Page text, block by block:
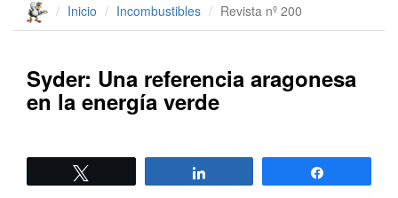
Inicio Incombustibles Revista nº 200
Syder: Una referencia aragonesa
en la energía verde